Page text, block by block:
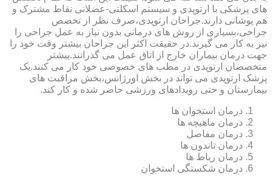
های پزشکی با ارتوپدی و سیستم اسکلتی-عضلانی نقاط مشترک و
هم پوشانی دارند.جراحان ارتوپدی،صرف نظر از تخصص
جراحی،بسیاری از روش های درمانی بدون نیاز به عمل جراحی را
نیز به کار می گیرند.در حقیقت اکثر این جراحان بیشتر وقت خود را
جهت درمان بیماران خارج از اتاق عمل می گذرانند.بیشتر
متخصصان ارتوپدی در مطب های خصوصی خود کار می کنند.یک
پزشک ارتوپدی می تواند در بخش اورژانس،بخش مراقبت های
بیمارستان و حتی رویدادهای ورزشی حاضر شده و کار کند.
درمان استخوان ها
درمان ماهیچه ها
درمان مفاصل
درمان تاندون ها
درمان رباط ها
درمان شکستگی استخوان